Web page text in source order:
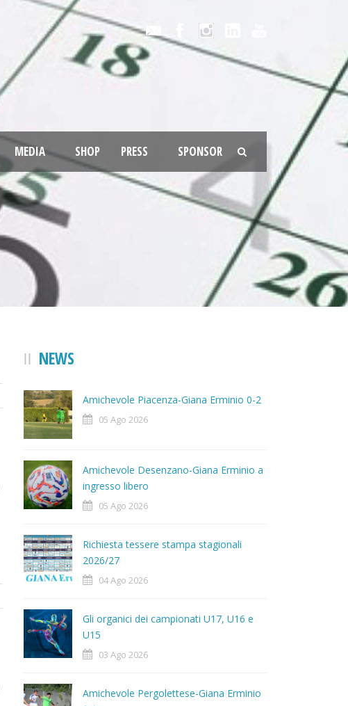
MEDIA SHOP PRESS SPONSOR
NEWS
Amichevole Piacenza-Giana Erminio 0-2
05 Ago 2026
Amichevole Desenzano-Giana Erminio a
ingresso libero
05 Ago 2026
Richiesta tessere stampa stagionali
2026/27
04 Ago 2026
Gli organici dei campionati U17, U16 e
U15
03 Ago 2026
Amichevole Pergolettese-Giana Erminio